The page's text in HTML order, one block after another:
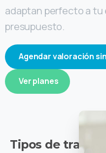
adaptan perfecto a tu
presupuesto.
Agendar valoración
Ver planes
Tipos de